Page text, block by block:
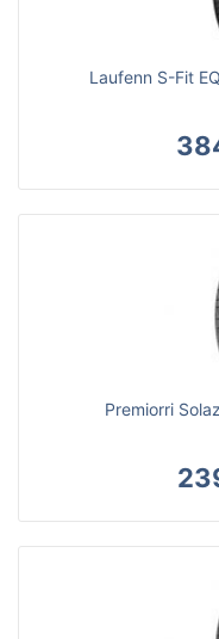
Laufenn S-Fit
Premiorri